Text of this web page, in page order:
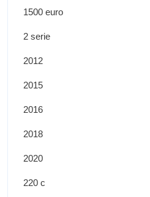
1500 euro
2 serie
2012
2015
2016
2018
2020
220 c